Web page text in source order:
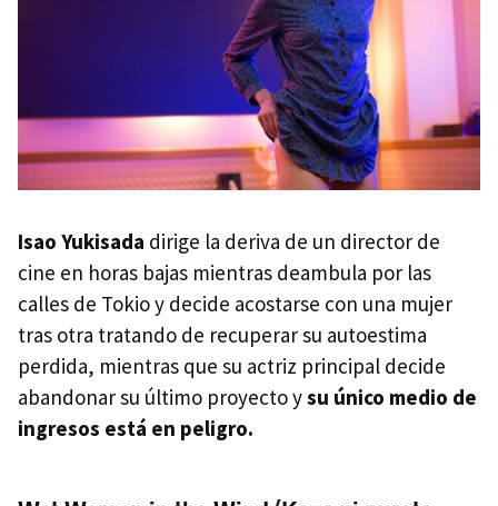
Isao Yukisada dirige la deriva de un director de
cine en horas bajas mientras deambula por las
calles de Tokio y decide acostarse con una mujer
tras otra tratando de recuperar su autoestima
perdida, mientras que su actriz principal decide
abandonar su último proyecto ysu único medio de
ingresos está en peligro.